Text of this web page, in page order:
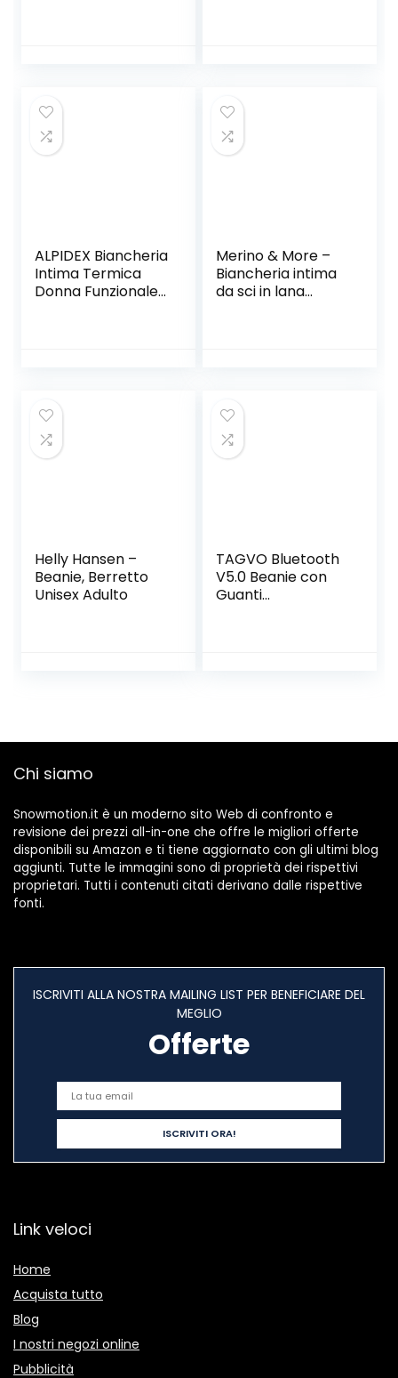
ALPIDEX Biancheria
Intima Termica
Donna Funzionale
Merino & More –
Biancheria intima
da sci in lana
Helly Hansen –
Beanie, Berretto
Unisex Adulto
TAGVO Bluetooth
V5.0 Beanie con
Guanti
Escursionismo,
Chi siamo
Snowmotion.it è un moderno sito Web di confronto e
revisione dei prezzi all-in-one che offre le migliori offerte
disponibili su Amazon e ti tiene aggiornato con gli ultimi blog
aggiunti. Tutte le immagini sono di proprietà dei rispettivi
proprietari. Tutti i contenuti citati derivano dalle rispettive
fonti.
ISCRIVITI ALLA NOSTRA MAILING LIST PER BENEFICIARE DEL
MEGLIO
Offerte
Link veloci
Home
Acquista tutto
Blog
I nostri negozi online
Pubblicità